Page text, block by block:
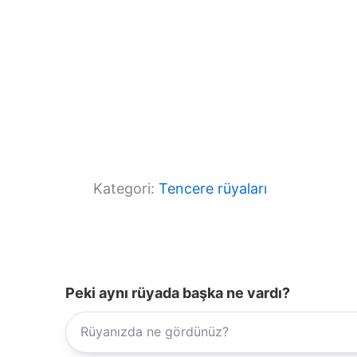
Kategori: Tencere rüyaları
Peki aynı rüyada başka ne vardı?